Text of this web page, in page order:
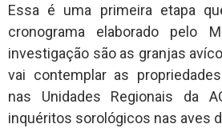
Essa é uma primeira etapa
cronograma elaborado pelo
investigação são as granjas
vai contemplar as
nas Unidades Regionais da
inquéritos sorológicos nas aves